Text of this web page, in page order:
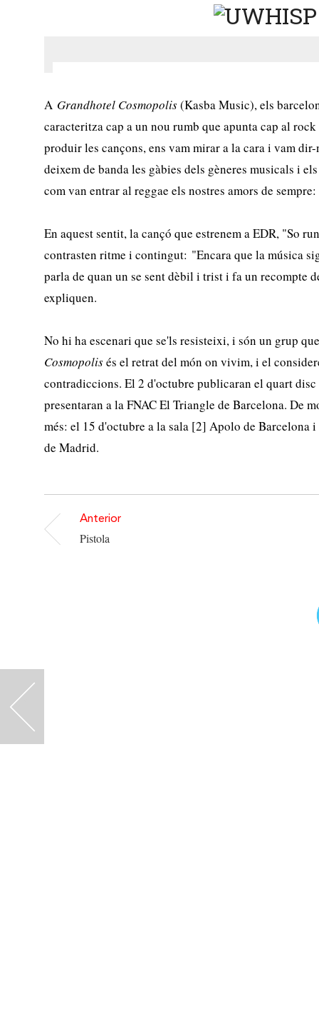
<
A Grandhotel Cosmopolis(Kasba Music), els
caracteritza cap a un nou rumb que apunta cap al
produir les cançons, ens vam mirar a la cara i vam
deixem de banda les gàbies dels gèneres musicals i
com van entrar al reggae els nostres amors de
En aquest sentit, la cançó que estrenem a EDR, "So
contrasten ritme i contingut: "Encara que la música
parla de quan un se sent dèbil i trist i fa un recompte
expliquen.
No hi ha escenari que se'ls resisteixi, i són un grup
Cosmopolisés el retrat del món on vivim, i el
contradiccions. El 2 d'octubre publicaran el quart disc
presentaran a la FNAC El Triangle de Barcelona. De
més: el 15 d'octubre a la sala [2] Apolo de Barcelona
de Madrid.
Anterior
Pistola